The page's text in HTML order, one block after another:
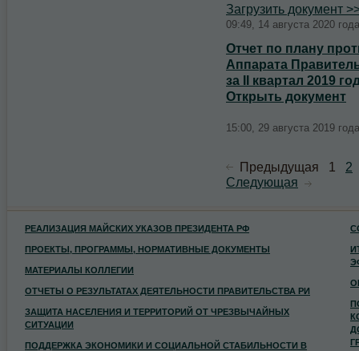
Загрузить документ
09:49, 14 августа 2020 года
Отчет по плану
Аппарата
за II квартал 2019
Открыть документ
15:00, 29 августа 2019 года
Предыдущая 1
2
Следующая
РЕАЛИЗАЦИЯ МАЙСКИХ УКАЗОВ ПРЕЗИДЕНТА РФ
ПРОЕКТЫ, ПРОГРАММЫ, НОРМАТИВНЫЕ ДОКУМЕНТЫ
МАТЕРИАЛЫ КОЛЛЕГИИ
ОТЧЕТЫ О РЕЗУЛЬТАТАХ ДЕЯТЕЛЬНОСТИ ПРАВИТЕЛЬСТВА РИ
ЗАЩИТА НАСЕЛЕНИЯ И ТЕРРИТОРИЙ ОТ ЧРЕЗВЫЧАЙНЫХ
СИТУАЦИИ
ПОДДЕРЖКА ЭКОНОМИКИ И СОЦИАЛЬНОЙ СТАБИЛЬНОСТИ В